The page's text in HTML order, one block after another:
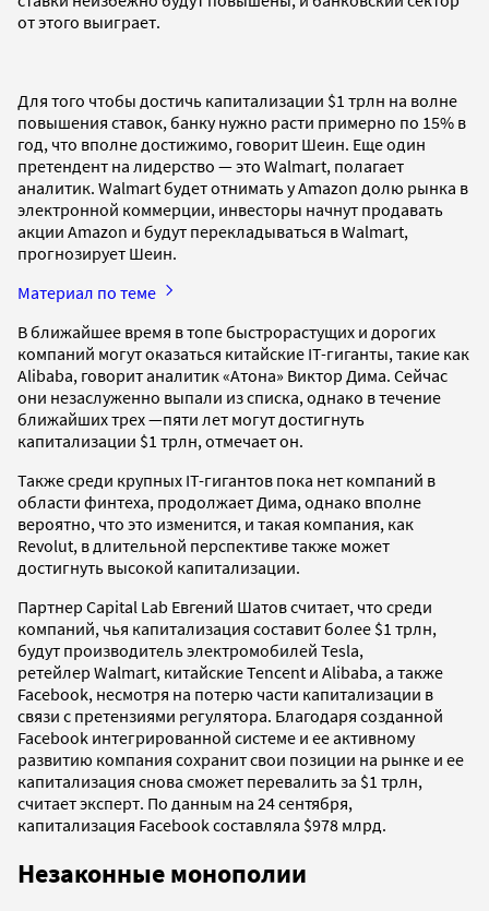
от этого выиграет.
Для того чтобы достичь капитализации $1 трлн на волне
повышения ставок, банку нужно расти примерно по 15% в
год, что вполне достижимо, говорит Шеин. Еще один
претендент на лидерство — это Walmart, полагает
аналитик. Walmart будет отнимать у Amazon долю рынка в
электронной коммерции, инвесторы начнут продавать
акции Amazon и будут перекладываться в Walmart,
прогнозирует Шеин.
Материал по теме
В ближайшее время в топе быстрорастущих и дорогих
компаний могут оказаться китайские IТ-гиганты, такие как
Alibaba, говорит аналитик «Атона» Виктор Дима. Сейчас
они незаслуженно выпали из списка, однако в течение
ближайших трех —пяти лет могут достигнуть
капитализации $1 трлн, отмечает он.
Также среди крупных IТ-гигантов пока нет компаний в
области финтеха, продолжает Дима, однако вполне
вероятно, что это изменится, и такая компания, как
Revolut, в длительной перспективе также может
достигнуть высокой капитализации.
Партнер Capital Lab Евгений Шатов считает, что среди
компаний, чья капитализация составит более $1 трлн,
будут производитель электромобилей Tesla,
ретейлер Walmart, китайские Tencent и Alibaba, а также
Facebook, несмотря на потерю части капитализации в
связи с претензиями регулятора. Благодаря созданной
Facebook интегрированной системе и ее активному
развитию компания сохранит свои позиции на рынке и ее
капитализация снова сможет перевалить за $1 трлн,
считает эксперт. По данным на 24 сентября,
капитализация Facebook составляла $978 млрд.
Незаконные монополии